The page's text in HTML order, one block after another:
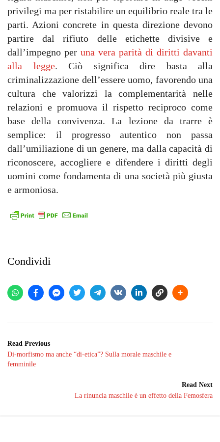
privilegi ma per ristabilire un equilibrio reale tra le
parti. Azioni concrete in questa direzione devono
partire dal rifiuto delle etichette divisive e
dall’impegno per una vera parità di diritti davanti
alla legge. Ciò significa dire basta alla
criminalizzazione dell’essere uomo, favorendo una
cultura che valorizzi la complementarità nelle
relazioni e promuova il rispetto reciproco come
base della convivenza. La lezione da trarre è
semplice: il progresso autentico non passa
dall’umiliazione di un genere, ma dalla capacità di
riconoscere, accogliere e difendere i diritti degli
uomini come fondamenta di una società più giusta
e armoniosa.
Condividi
Read Previous
Di-morfismo ma anche “di-etica”? Sulla morale maschile e
femminile
Read Next
La rinuncia maschile è un effetto della Femosfera